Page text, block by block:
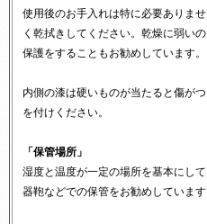
使用後のお手入れは特に必要ありま
く乾拭きしてください。乾燥に弱い
保護をすることもお勧めしています。
内側の漆は硬いものが当たると傷が
を付けください。
「保管場所」
湿度と温度が一定の場所を基本にし
器鞄などでの保管をお勧めしています